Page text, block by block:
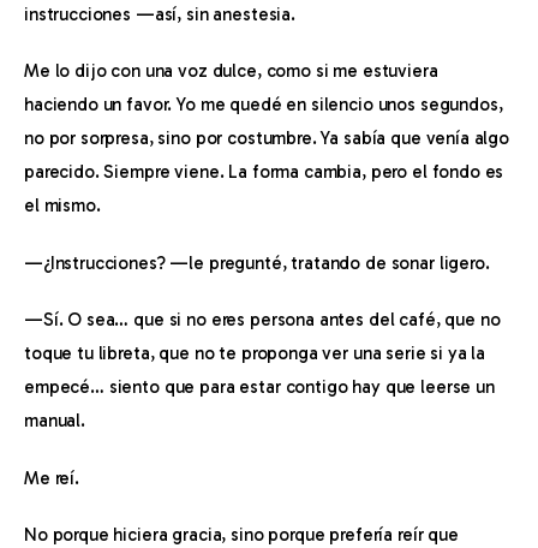
instrucciones —así, sin anestesia.
Me lo dijo con una voz dulce, como si me estuviera
haciendo un favor. Yo me quedé en silencio unos segundos,
no por sorpresa, sino por costumbre. Ya sabía que venía algo
parecido. Siempre viene. La forma cambia, pero el fondo es
el mismo.
—¿Instrucciones? —le pregunté, tratando de sonar ligero.
—Sí. O sea… que si no eres persona antes del café, que no
toque tu libreta, que no te proponga ver una serie si ya la
empecé… siento que para estar contigo hay que leerse un
manual.
Me reí.
No porque hiciera gracia, sino porque prefería reír que